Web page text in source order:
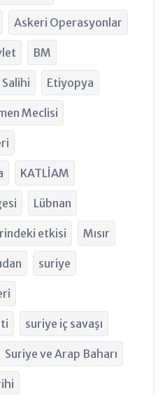
Askeri Operasyonlar
BM
Etiyopya
Meclisi
KATLİAM
Lübnan
etkisi Mısır
suriye
suriye iç savaşı
Suriye ve Arap Baharı